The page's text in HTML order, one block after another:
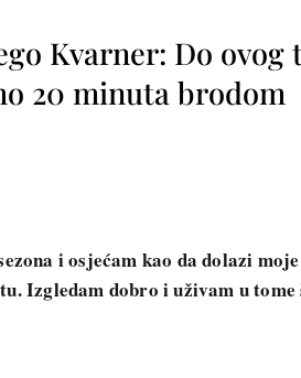
Kvarner: Do
20 minuta brodom
i osjećam kao da dolazi
Izgledam dobro i uživam u